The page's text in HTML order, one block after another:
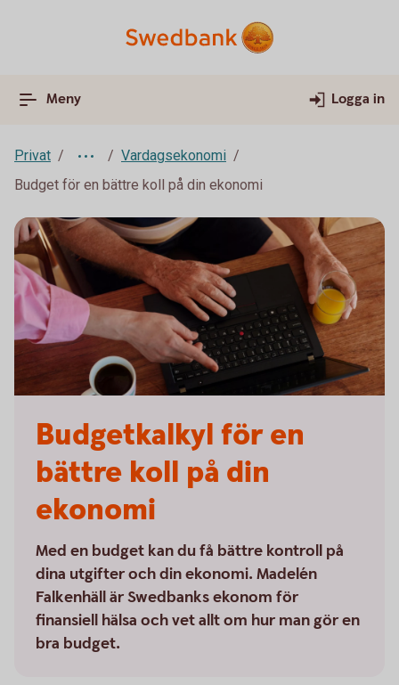
Meny Logga in
Privat
Vardagsekonomi
Budget för en bättre koll på din ekonomi
Budgetkalkyl för en
bättre koll på din
ekonomi
Med en budget kan du få bättre kontroll på
dina utgifter och din ekonomi. Madelén
Falkenhäll är Swedbanks ekonom för
finansiell hälsa och vet allt om hur man gör en
bra budget.